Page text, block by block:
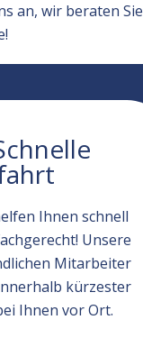
an, wir beraten Sie
Ihnen schnell
Unsere
Mitarbeiter
kürzester
Ihnen vor Ort.